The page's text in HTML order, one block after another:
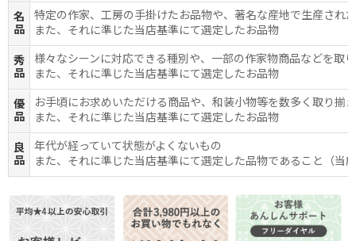
名
品
特定の作家、工房の手掛けたお品物や、著名な産地で生産され
また、それに準じた当店基準にて選定したお品物
秀
品
様々なシーンに対応できる種別や、一部の作家物商品などを取
また、それに準じた当店基準にて選定したお品物
優
品
お手頃にお求めいただける商品や、和装小物等を数多く取り揃
また、それに準じた当店基準にて選定したお品物
良
品
年代が経っていて状態がよくないもの
また、それに準じた当店基準にて選定した品物であること（当